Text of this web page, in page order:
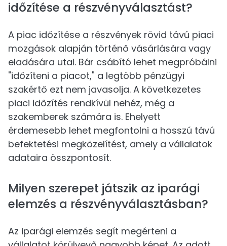
időzítése a részvényválasztást?
A piac időzítése a részvények rövid távú piaci
mozgások alapján történő vásárlására vagy
eladására utal. Bár csábító lehet megpróbálni
"időzíteni a piacot," a legtöbb pénzügyi
szakértő ezt nem javasolja. A következetes
piaci időzítés rendkívül nehéz, még a
szakemberek számára is. Ehelyett
érdemesebb lehet megfontolni a hosszú távú
befektetési megközelítést, amely a vállalatok
adataira összpontosít.
Milyen szerepet játszik az iparági
elemzés a részvényválasztásban?
Az iparági elemzés segít megérteni a